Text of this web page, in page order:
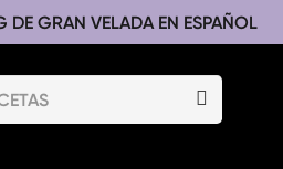
DE GRAN VELADA EN ESPAÑOL